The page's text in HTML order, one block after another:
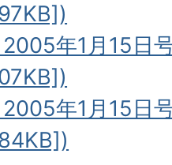
年1月15日
年1月15日